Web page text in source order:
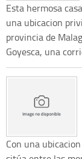
Esta hermosa
una ubicacion
provincia de
Goyesca, una
Con una